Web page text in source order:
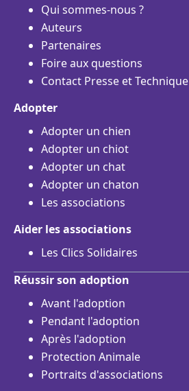
Qui sommes-nous ?
Auteurs
Partenaires
Foire aux questions
Contact Presse et Technique
Adopter
Adopter un chien
Adopter un chiot
Adopter un chat
Adopter un chaton
Les associations
Aider les associations
Les Clics Solidaires
Réussir son adoption
Avant l'adoption
Pendant l'adoption
Après l'adoption
Protection Animale
Portraits d'associations